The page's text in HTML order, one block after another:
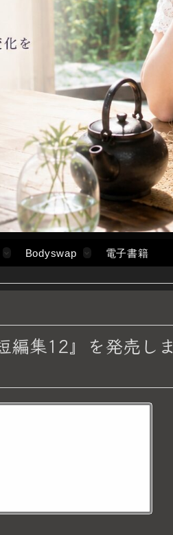
Bodyswap 電子書籍
編集12』を発売しま